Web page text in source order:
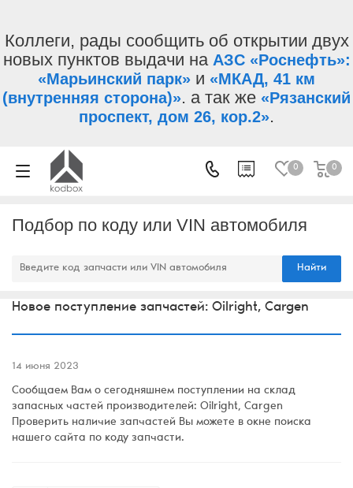
Коллеги, рады сообщить об открытии двух
новых пунктов выдачи на АЗС «Роснефть»:
«Марьинский парк» и «МКАД, 41 км
(внутренняя сторона)». а так же «Рязанский
проспект, дом 26, кор.2».
0 0
Подбор по коду или VIN автомобиля
Найти
Новое поступление запчастей: Oilright, Cargen
14 июня 2023
Сообщаем Вам о сегодняшнем поступлении на склад
запасных частей производителей: Oilright, Cargen
Проверить наличие запчастей Вы можете в окне поиска
нашего сайта по коду запчасти.